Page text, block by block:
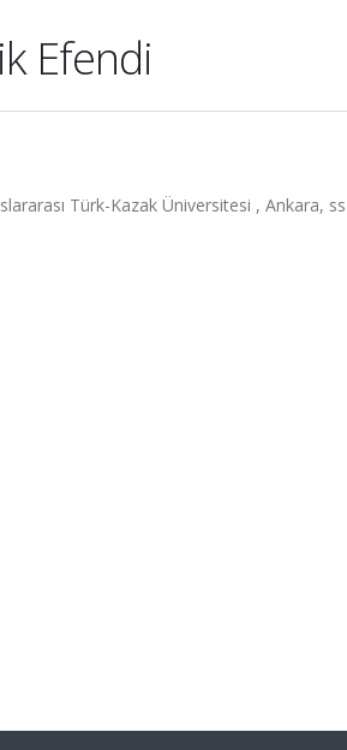
Efendi
Türk-Kazak Üniversitesi , Ankara,